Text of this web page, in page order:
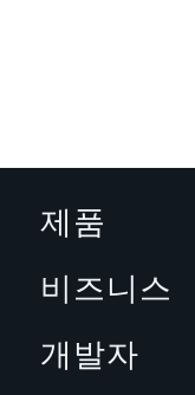
제품
비즈니스
개발자